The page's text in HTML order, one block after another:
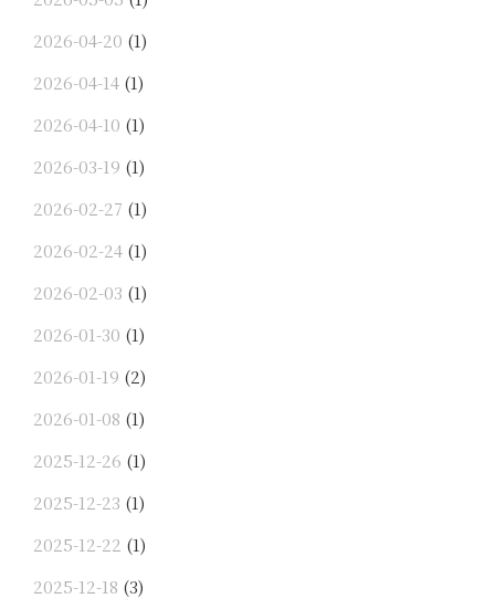
2026-04-20 (1)
2026-04-14 (1)
2026-04-10 (1)
2026-03-19 (1)
2026-02-27 (1)
2026-02-24 (1)
2026-02-03 (1)
2026-01-30 (1)
2026-01-19 (2)
2026-01-08 (1)
2025-12-26 (1)
2025-12-23 (1)
2025-12-22 (1)
2025-12-18 (3)